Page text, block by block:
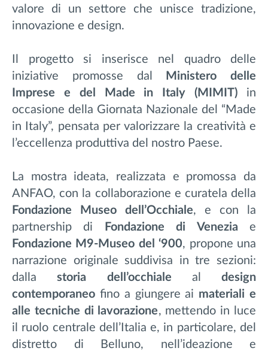
valore di un settore che unisce tradizione,
innovazione e design.
Il progetto si inserisce nel quadro delle
iniziative promosse dal
Ministero delle
Imprese e del Made in Italy (MIMIT) in
occasione della Giornata Nazionale del “Made
in Italy”, pensata per valorizzare la creatività e
l’eccellenza produttiva del nostro Paese.
La mostra ideata, realizzata e promossa da
ANFAO, con la collaborazione e curatela della
Fondazione Museo dell’Occhiale, e con la
partnership di
Fondazione di Venezia e
Fondazione M9-Museo del ‘900, propone una
narrazione originale suddivisa in tre sezioni:
dallastoria dell’occhiale al design
contemporaneo fino a giungere ai materiali e
alle tecniche di lavorazione, mettendo in luce
il ruolo centrale dell’Italia e, in particolare, del
distretto di Belluno, nell’ideazione e